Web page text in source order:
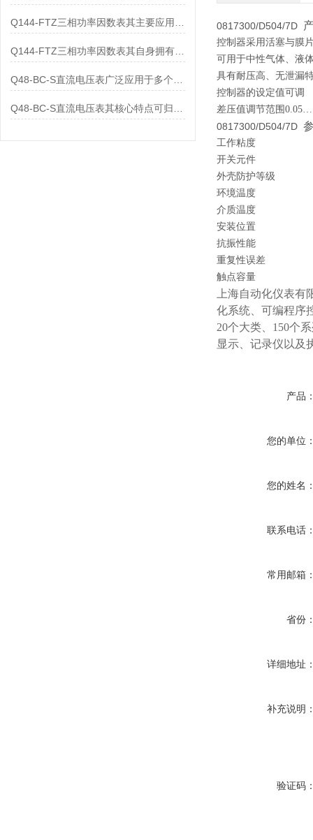
Q144-FTZ三相功率因数表其自身拥有怎样的功能呢？
0817300/D504/7D
控制器采用活塞与膜
可用于中性气体、液
具有耐压高、无泄漏
控制器的设定值可调
差压值调节范围
0817300/D504/7D
工作粘度
开关元件
外壳防护等级
环境温度
介质温度
安装位置
抗振性能
重复性误差
触点容量
上海自动化仪表有
化系统、可编程序
20个大类、150个
显示、记录仪以及
产品
您的单位
您的姓名
联系电话
常用邮箱
省份
详细地址
补充说明
验证码